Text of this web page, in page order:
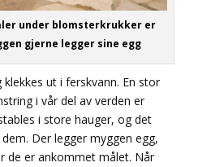
under blomsterkrukker er
gjerne legger sine egg
ut i ferskvann. En stor
i vår del av verden er
i store hauger, og det
Der legger myggen egg,
de er ankommet målet. Når